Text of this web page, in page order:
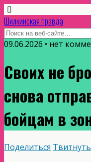
Шилкинская правда
09.06.2026 • нет
Своих не
снова
бойцам в
Поделиться Твитнуть